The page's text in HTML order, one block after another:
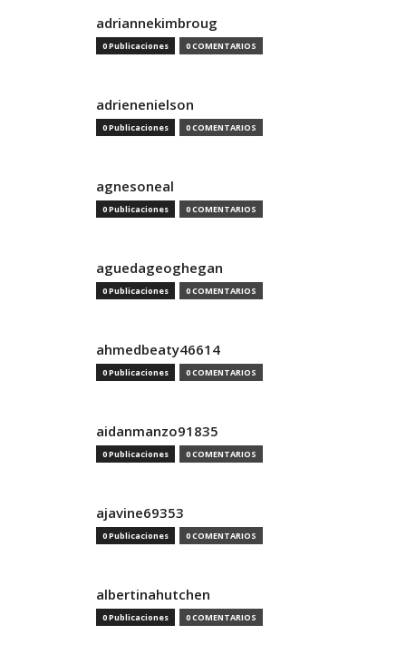
adriannekimbroug
0 Publicaciones 0 COMENTARIOS
adrienenielson
0 Publicaciones 0 COMENTARIOS
agnesoneal
0 Publicaciones 0 COMENTARIOS
aguedageoghegan
0 Publicaciones 0 COMENTARIOS
ahmedbeaty46614
0 Publicaciones 0 COMENTARIOS
aidanmanzo91835
0 Publicaciones 0 COMENTARIOS
ajavine69353
0 Publicaciones 0 COMENTARIOS
albertinahutchen
0 Publicaciones 0 COMENTARIOS